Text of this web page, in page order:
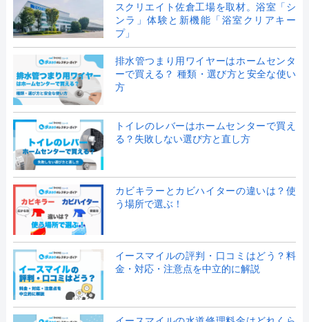
スクリエイト佐倉工場を取材。浴室「シ
ンラ」体験と新機能「浴室クリアキー
プ」
排水管つまり用ワイヤーはホームセンタ
ーで買える？ 種類・選び方と安全な使い
方
トイレのレバーはホームセンターで買え
る？失敗しない選び方と直し方
カビキラーとカビハイターの違いは？使
う場所で選ぶ！
イースマイルの評判・口コミはどう？料
金・対応・注意点を中立的に解説